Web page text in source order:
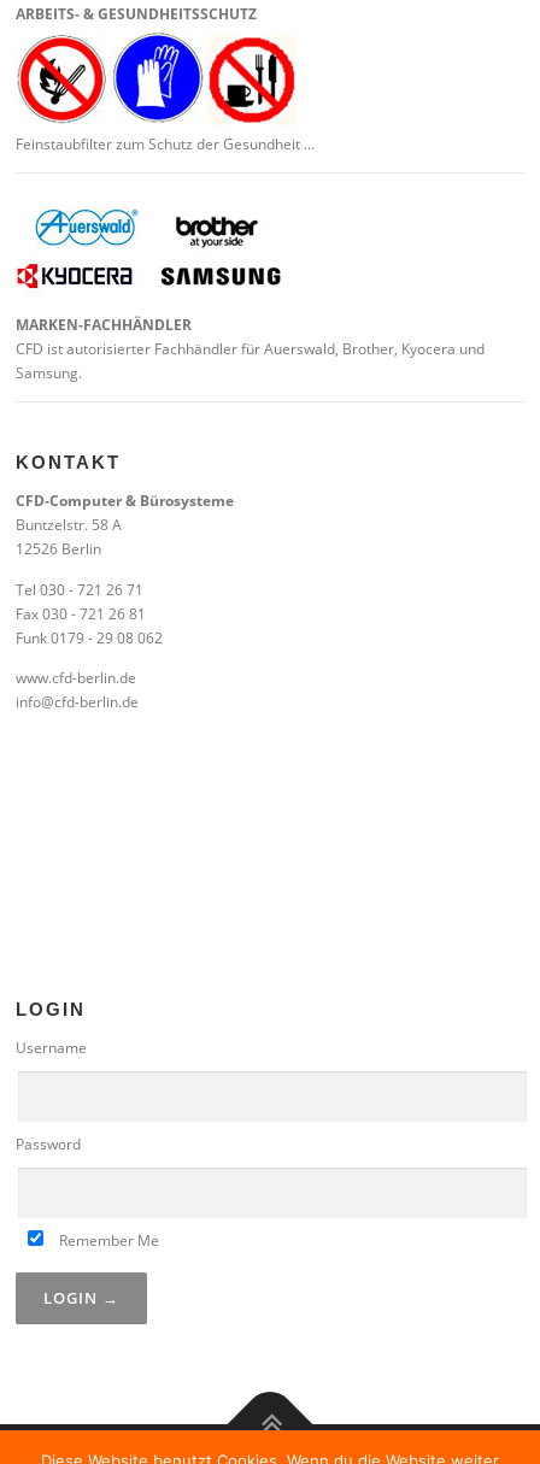
ARBEITS- & GESUNDHEITSSCHUTZ
Feinstaubfilter zum Schutz der Gesundheit ...
MARKEN-FACHHÄNDLER
CFD ist autorisierter Fachhändler für Auerswald, Brother, Kyocera und
Samsung.
KONTAKT
CFD-Computer & Bürosysteme
Buntzelstr. 58 A
12526 Berlin
Tel 030 - 721 26 71
Fax 030 - 721 26 81
Funk 0179 - 29 08 062
www.cfd-berlin.de
info@cfd-berlin.de
LOGIN
Username
Password
Remember Me